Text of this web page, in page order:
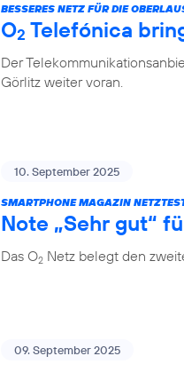
BESSERES NETZ FÜR DIE
O2 Telefónica
Der
Görlitz weiter voran.
10. September 2025
SMARTPHONE MAGAZIN
Note „Sehr gut“
Das O2 Netz belegt den
09. September 2025